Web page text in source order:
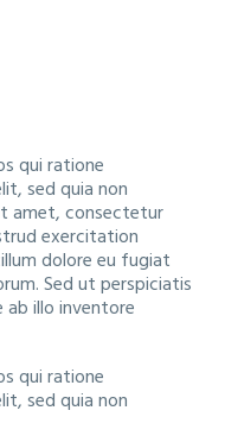
qui ratione
sed quia non
amet, consectetur
exercitation
dolore eu fugiat
Sed ut perspiciatis
illo inventore
qui ratione
sed quia non